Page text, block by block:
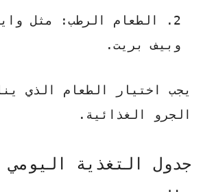
الطعام الرطب: مثل
وبيف بريت.
يجب اختيار الطعام الذي
الجرو الغذائية.
جدول التغذية اليومي